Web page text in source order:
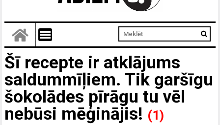
Šī recepte ir atklājums
saldummīļiem. Tik garšīgu
šokolādes pīrāgu tu vēl
nebūsi mēģinājis! (1)